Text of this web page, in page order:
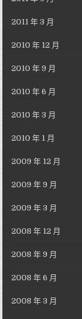
2011 年 3 月
2010 年 12 月
2010 年 9 月
2010 年 6 月
2010 年 3 月
2010 年 1 月
2009 年 12 月
2009 年 9 月
2009 年 3 月
2008 年 12 月
2008 年 9 月
2008 年 6 月
2008 年 3 月